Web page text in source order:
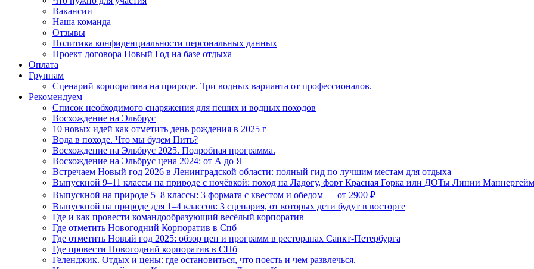
Вакансии
Наша команда
Отзывы
Политика конфиденциальности персональных данных
Проект договора Новый Год на базе отдыха
Оплата
Группам
Сценарий корпоратива на природе. Три водных варианта от профессионалов.
Рекомендуем
Список необходимого снаряжения для пеших и водных походов
Восхождение на Эльбрус
10 новых идей как отметить день рождения в 2025 г
Вода в походе. Что мы будем Пить?
Восхождение на Эльбрус 2025. Подробная программа.
Восхождение на Эльбрус цена 2024: от А до Я
Встречаем Новый год 2026 в Ленинградской области: полный гид по лучшим местам для отдыха
Выпускной 9–11 классы на природе с ночёвкой: поход на Ладогу, форт Красная Горка или ДОТы Линии
Выпускной на природе 5–8 классы: 3 формата с квестом и обедом — от 2900 ₽
Выпускной на природе для 1–4 классов: 3 сценария, от которых дети будут в восторге
Где и как провести командообразующий весёлый корпоратив
Где отметить Новогодний Корпоратив в Спб
Где отметить Новый год 2025: обзор цен и программ в ресторанах Санкт-Петербурга
Где провести Новогодний корпоратив в СПб
Геленджик. Отдых и цены: где остановиться, что поесть и чем развлечься.